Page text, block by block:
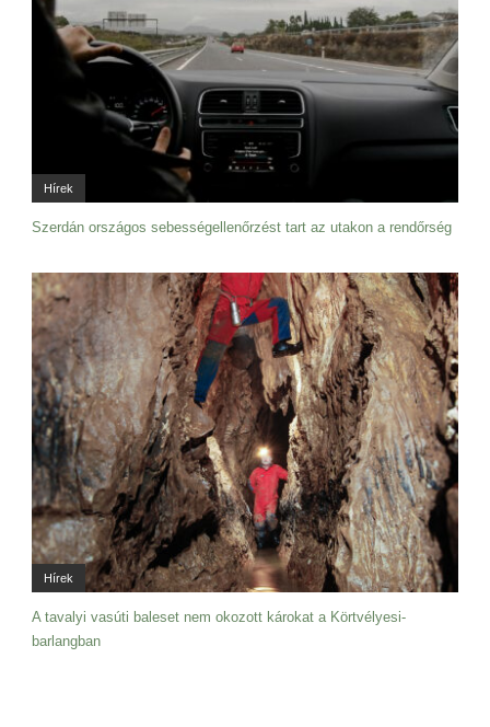
Hírek
Szerdán országos sebességellenőrzést tart az utakon a rendőrség
Hírek
A tavalyi vasúti baleset nem okozott károkat a Körtvélyesi-
barlangban